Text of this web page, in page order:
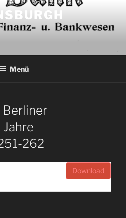
Menü
Berliner
262
Download